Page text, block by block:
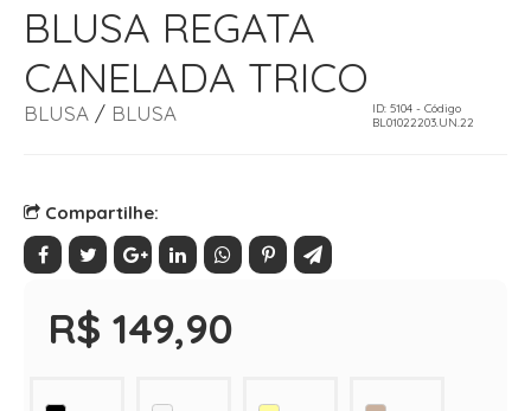
BLUSA REGATA
CANELADA TRICO
BLUSA / BLUSA
ID: 5104 - Código
BL01022203.UN.22
Compartilhe:
R$ 149,90